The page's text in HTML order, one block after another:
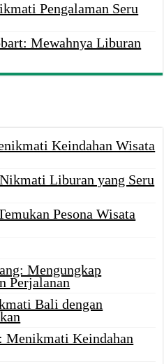
Pengalaman Seru
Mewahnya Liburan
Keindahan Wisata
Liburan yang Seru
Pesona Wisata
Mengungkap
Perjalanan
Bali dengan
Menikmati Keindahan